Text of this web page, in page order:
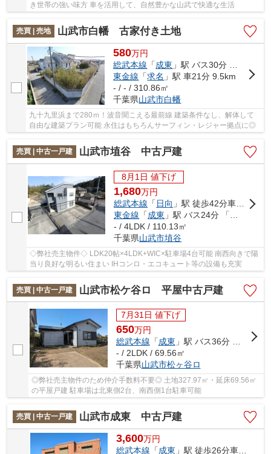
き世帯の強い味方 車を活用して、自然豊かな山武で快適な生活
売買 | 売地 山武市白幡 古家付き土地
580万円
総武本線 「成東 」駅 バス30分 「白幡納屋」 停歩4分車19分 9.0km
東金線 「求名 」駅 車21分 9.5km
- / - / 310.86㎡
千葉県山武市白幡
九十九里浜まで280ｍ！波音聞こえる最前線 建築条件なし、解体して
自由な建築プラン可能 永住はもちろんサーフィン・レジャー拠点に◎
売買 | 中古一戸建 山武市埴谷 中古戸建
8月1日 値下げ
1,680万円
総武本線 「日向 」駅 徒歩42分車6分 3.3km
東金線 「成東 」駅 バス24分 「埴谷嵯峨山」 停歩5分車12分 8.3km
- / 4LDK / 110.13㎡
千葉県山武市埴谷
◇弊社売主物件◇ LDK20帖×4LDK+WIC×駐車場4台可能 南西向きで陽
当り良好な明るい住まい IHコンロ・エコキュート等の設備も充実
売買 | 中古一戸建 山武市松ケ谷ロ 平屋中古戸建
7月31日 値下げ
650万円
総武本線 「成東 」駅 バス36分 「宿の下」 停歩2分車9分 8.8km
- / 2LDK / 69.56㎡
千葉県山武市松ヶ谷ロ
◎弊社売主物件のため仲介手数料不要◎ 土地327.97㎡・延床69.56㎡
の平屋戸建 駐車場は北東側2台、南西側1台駐車可能
売買 | 中古一戸建 山武市成東 中古戸建
3,600万円
総武本線 「成東 」駅 徒歩26分車5分 2.3km